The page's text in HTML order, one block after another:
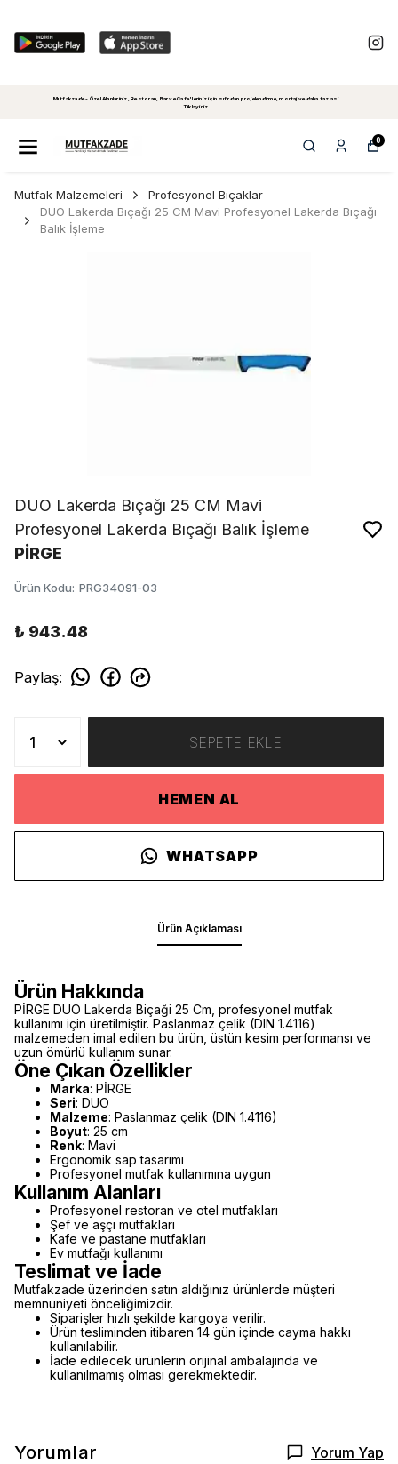
Mutfakzade - Özel Alanlariniz, Restoran, Bar ve Cafe'leriniz için sıfırdan projelendirme, montaj ve daha fazlasi...
Tiklayiniz...
0
Mutfak Malzemeleri
Profesyonel Bıçaklar
DUO Lakerda Bıçağı 25 CM Mavi Profesyonel Lakerda Bıçağı
Balık İşleme
DUO Lakerda Bıçağı 25 CM Mavi
Profesyonel Lakerda Bıçağı Balık İşleme
PİRGE
Ürün Kodu: PRG34091-03
₺ 943.48
Paylaş:
SEPETE EKLE
HEMEN AL
WHATSAPP
Ürün Açıklaması
Ürün Hakkında
PİRGE DUO Lakerda Biçaği 25 Cm, profesyonel mutfak
kullanımı için üretilmiştir. Paslanmaz çelik (DIN 1.4116)
malzemeden imal edilen bu ürün, üstün kesim performansı ve
uzun ömürlü kullanım sunar.
Öne Çıkan Özellikler
Marka: PİRGE
Seri: DUO
Malzeme: Paslanmaz çelik (DIN 1.4116)
Boyut: 25 cm
Renk: Mavi
Ergonomik sap tasarımı
Profesyonel mutfak kullanımına uygun
Kullanım Alanları
Profesyonel restoran ve otel mutfakları
Şef ve aşçı mutfakları
Kafe ve pastane mutfakları
Ev mutfağı kullanımı
Teslimat ve İade
Mutfakzade üzerinden satın aldığınız ürünlerde müşteri
memnuniyeti önceliğimizdir.
Siparişler hızlı şekilde kargoya verilir.
Ürün tesliminden itibaren 14 gün içinde cayma hakkı
kullanılabilir.
İade edilecek ürünlerin orijinal ambalajında ve
kullanılmamış olması gerekmektedir.
Yorumlar Yorum Yap